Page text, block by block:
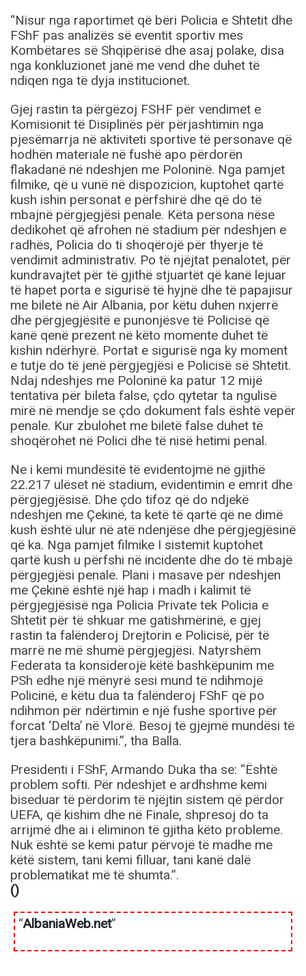
“Nisur nga raportimet që bëri Policia e Shtetit dhe
FShF pas analizës së eventit sportiv mes
Kombëtares së Shqipërisë dhe asaj polake, disa
nga konkluzionet janë me vend dhe duhet të
ndiqen nga të dyja institucionet.
Gjej rastin ta përgëzoj FSHF për vendimet e
Komisionit të Disiplinës për përjashtimin nga
pjesëmarrja në aktiviteti sportive të personave që
hodhën materiale në fushë apo përdorën
flakadanë në ndeshjen me Poloninë. Nga pamjet
filmike, që u vunë në dispozicion, kuptohet qartë
kush ishin personat e përfshirë dhe që do të
mbajnë përgjegjësi penale. Këta persona nëse
dedikohet që afrohen në stadium për ndeshjen e
radhës, Policia do ti shoqërojë për thyerje të
vendimit administrativ. Po të njëjtat penalotet, për
kundravajtet për të gjithë stjuartët që kanë lejuar
të hapet porta e sigurisë të hyjnë dhe të papajisur
me biletë në Air Albania, por këtu duhen nxjerrë
dhe përgjegjësitë e punonjësve të Policisë që
kanë qenë prezent në këto momente duhet të
kishin ndërhyrë. Portat e sigurisë nga ky moment
e tutje do të jenë përgjegjësi e Policisë së Shtetit.
Ndaj ndeshjes me Poloninë ka patur 12 mijë
tentativa për bileta false, çdo qytetar ta ngulisë
mirë në mendje se çdo dokument fals është vepër
penale. Kur zbulohet me biletë false duhet të
shoqërohet në Polici dhe të nisë hetimi penal.
Ne i kemi mundësitë të evidentojmë në gjithë
22.217 ulëset në stadium, evidentimin e emrit dhe
përgjegjësisë. Dhe çdo tifoz që do ndjekë
ndeshjen me Çekinë, ta ketë të qartë që ne dimë
kush është ulur në atë ndenjëse dhe përgjegjësinë
që ka. Nga pamjet filmike I sistemit kuptohet
qartë kush u përfshi në incidente dhe do të mbajë
përgjegjësi penale. Plani i masave për ndeshjen
me Çekinë është një hap i madh i kalimit të
përgjegjësisë nga Policia Private tek Policia e
Shtetit për të shkuar me gatishmërinë, e gjej
rastin ta falënderoj Drejtorin e Policisë, për të
marrë ne më shumë përgjegjësi. Natyrshëm
Federata ta konsiderojë këtë bashkëpunim me
PSh edhe një mënyrë sesi mund të ndihmojë
Policinë, e këtu dua ta falënderoj FShF që po
ndihmon për ndërtimin e një fushe sportive për
forcat ‘Delta’ në Vlorë. Besoj të gjejmë mundësi të
tjera bashkëpunimi.”, tha Balla.
Presidenti i FShF, Armando Duka tha se: “Është
problem softi. Për ndeshjet e ardhshme kemi
biseduar të përdorim të njëjtin sistem që përdor
UEFA, që kishim dhe në Finale, shpresoj do ta
arrijmë dhe ai i eliminon të gjitha këto probleme.
Nuk është se kemi patur përvojë të madhe me
këtë sistem, tani kemi filluar, tani kanë dalë
problematikat më të shumta.”.
()
“AlbaniaWeb.net”